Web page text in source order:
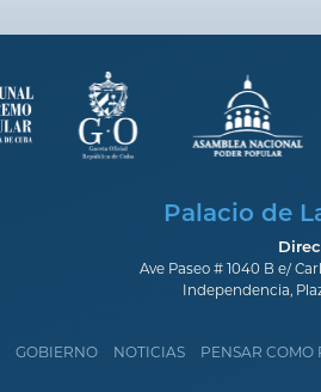
Palacio de
Ave Paseo # 1040 B e/
Independencia,
GOBIERNO NOTICIAS PENSAR COMO